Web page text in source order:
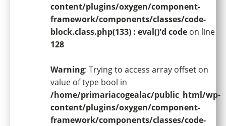
content/plugins/oxygen/component-
framework/components/classes/code-
block.class.php(133) : eval()'d code on line
128
Warning: Trying to access array offset on
value of type bool in
/home/primariacogealac/public_html/wp-
content/plugins/oxygen/component-
framework/components/classes/code-